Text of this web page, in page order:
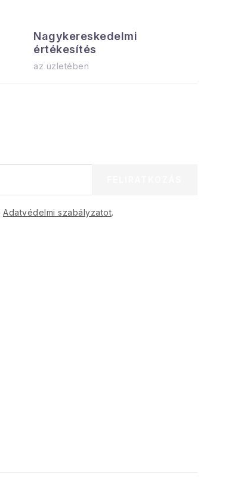
Nagykereskedelmi
értékesítés
az üzletében
Adatvédelmi szabályzatot.